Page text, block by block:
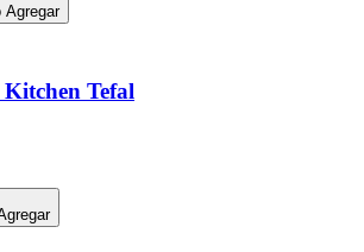
Agregar
Tefal